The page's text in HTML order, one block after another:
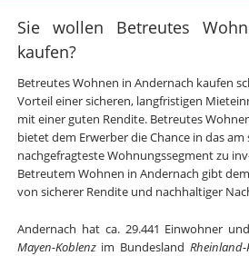
Sie wollen Betreutes
kaufen?
Betreutes Wohnen in Andernach kaufen
Vorteil einer sicheren, langfristigen
mit einer guten Rendite. Betreutes
bietet dem Erwerber die Chance in das
nachgefragteste Wohnungssegment zu
Betreutem Wohnen in Andernach gibt
von sicherer Rendite und nachhaltiger
Andernach hat ca. 29.441 Einwohner
Mayen-Koblenzim Bundesland Rheinland-